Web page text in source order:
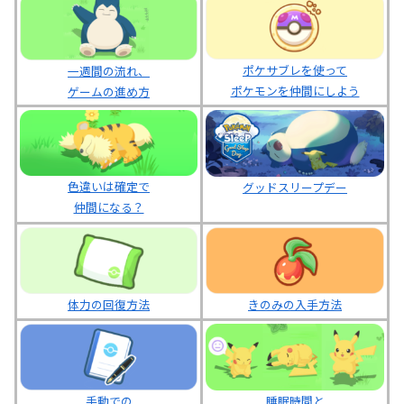
一週間の流れ、
ゲームの進め方
ポケサブレを使って
ポケモンを仲間にしよう
色違いは確定で
仲間になる？
グッドスリープデー
体力の回復方法 きのみの入手方法
睡眠時間と